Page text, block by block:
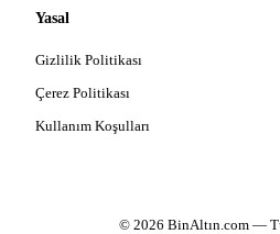
Yasal
Gizlilik Politikası
Çerez Politikası
Kullanım Koşulları
© 2026 BinAltın.com—